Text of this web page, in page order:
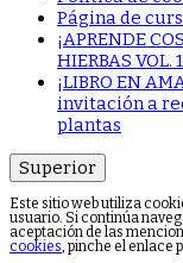
Página de
¡APRENDE
HIERBAS VOL.
¡LIBRO EN
invitación a
plantas
Superior
Este sitio web utiliza
usuario. Si continúa
aceptación de las
cookies, pinche el enlace